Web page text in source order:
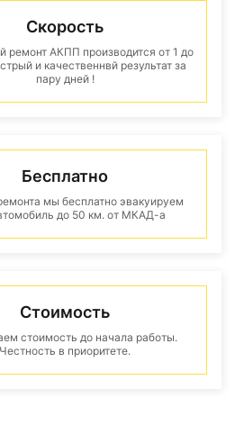
Скорость
ремонт АКПП производится от 1 до
и качественнвй результат за
пару дней !
Бесплатно
мы бесплатно эвакуируем
до 50 км. от МКАД-а
Стоимость
стоимость до начала работы.
Честность в приоритете.